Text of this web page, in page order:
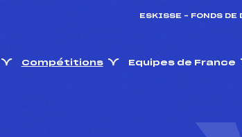
ESKISSE – FONDS DE
Compétitions Equipes de France